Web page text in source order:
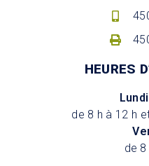
HEURES
de 8 h à 12 h
de